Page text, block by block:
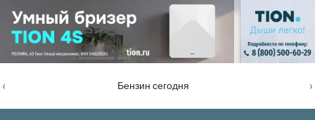
Бензин сегодня
‹ ›